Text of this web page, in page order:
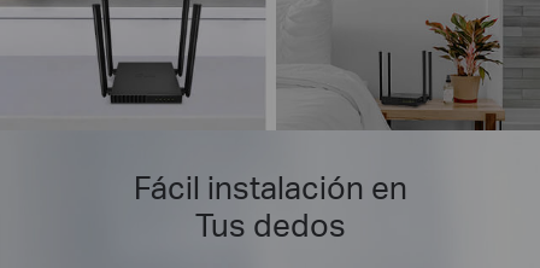
Fácil instalación en
Tus dedos